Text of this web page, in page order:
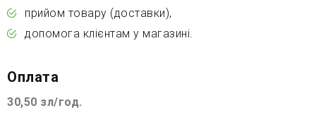
прийом товару (доставки),
допомога клієнтам у магазині.
Оплата
30,50 зл/год.